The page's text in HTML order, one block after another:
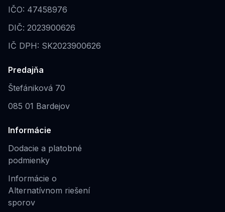
IČO: 47458976
DIČ: 2023900626
IČ DPH: SK2023900626
Predajňa
Štefániková 70
085 01 Bardejov
Informácie
Dodacie a platobné
podmienky
Informácie o
Alternatívnom riešení
sporov